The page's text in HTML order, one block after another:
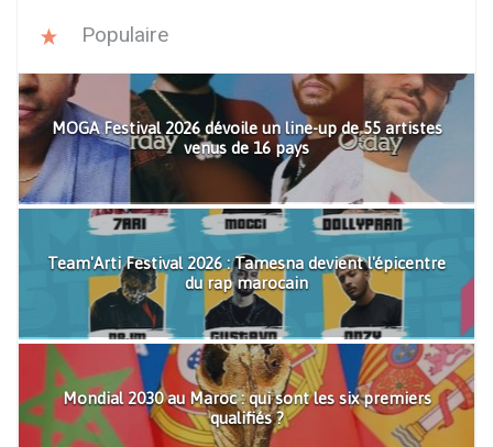
Populaire
MOGA Festival 2026 dévoile un line-up de 55 artistes
venus de 16 pays
Team'Arti Festival 2026 : Tamesna devient l'épicentre
du rap marocain
Mondial 2030 au Maroc : qui sont les six premiers
qualifiés ?